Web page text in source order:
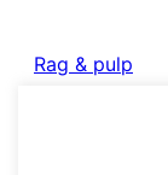
Rag & pulp